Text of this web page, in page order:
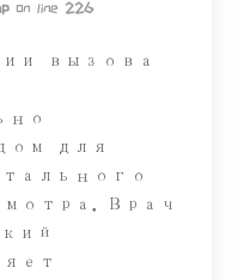
on line 226
вызова
для
Врач